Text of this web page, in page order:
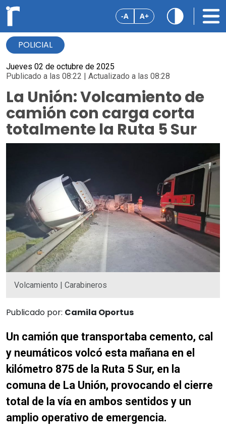
-A A+
POLICIAL
Jueves 02 de octubre de 2025
Publicado a las 08:22 | Actualizado a las 08:28
La Unión: Volcamiento de
camión con carga corta
totalmente la Ruta 5 Sur
Volcamiento | Carabineros
Publicado por: Camila Oportus
Un camión que transportaba cemento, cal
y neumáticos volcó esta mañana en el
kilómetro 875 de la Ruta 5 Sur, en la
comuna de La Unión, provocando el cierre
total de la vía en ambos sentidos y un
amplio operativo de emergencia.